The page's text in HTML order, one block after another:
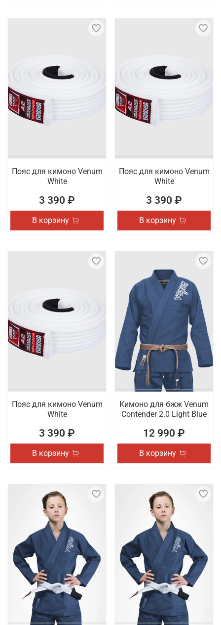
Пояс для кимоно Venum
White
3 390 ₽
В корзину
Пояс для кимоно Venum
White
3 390 ₽
В корзину
Пояс для кимоно Venum
White
3 390 ₽
В корзину
Кимоно для бжж Venum
Contender 2.0 Light Blue
12 990 ₽
В корзину